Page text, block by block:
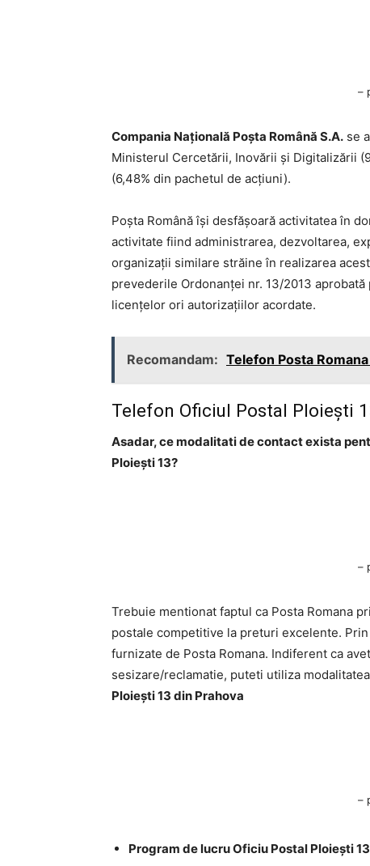
–
Compania Națională Poşta Română S.A. se
Ministerul Cercetării, Inovării şi Digitalizării
(6,48% din pachetul de acţiuni).
Poşta Română îşi desfăşoară activitatea în
activitate fiind administrarea, dezvoltarea,
organizaţii similare străine în realizarea
prevederile Ordonanţei nr. 13/2013
licenţelor ori autorizaţiilor acordate.
Recomandam: Telefon Posta
Telefon Oficiul Postal Ploieşti
Asadar, ce modalitati de contact exista
Ploieşti 13?
–
Trebuie mentionat faptul ca Posta Romana
postale competitive la preturi excelente.
furnizate de Posta Romana. Indiferent ca
sesizare/reclamatie, puteti utiliza
Ploieşti 13 din Prahova
–
Program de lucru Oficiu Postal Ploieşti